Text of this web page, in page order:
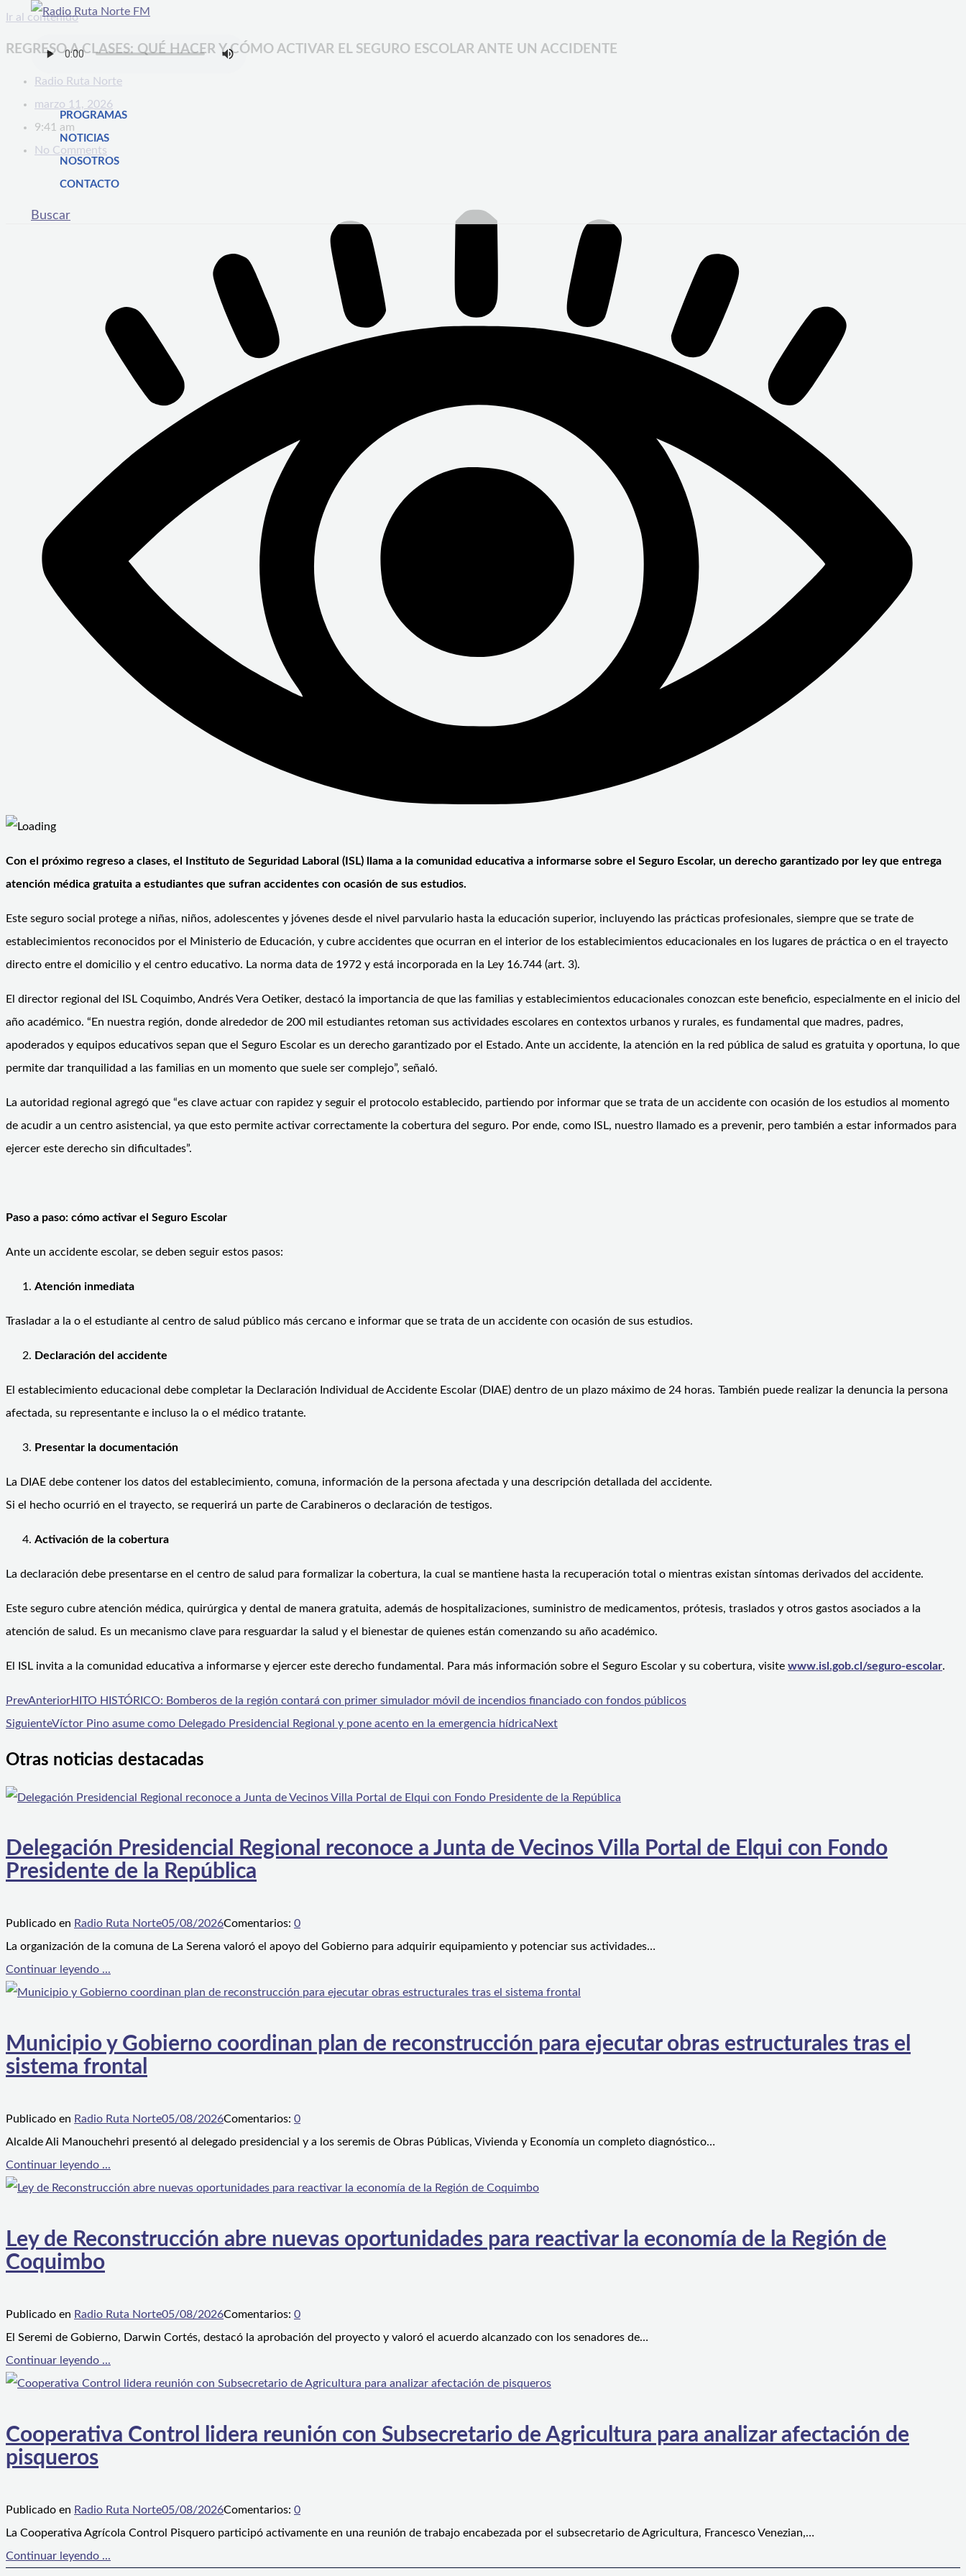
Ir al contenido
PROGRAMAS
NOTICIAS
NOSOTROS
CONTACTO
Buscar
REGRESO A CLASES: QUÉ HACER Y CÓMO ACTIVAR EL SEGURO ESCOLAR ANTE UN ACCIDENTE
Radio Ruta Norte
marzo 11, 2026
9:41 am
No Comments
Con el próximo regreso a clases, el Instituto de Seguridad Laboral (ISL) llama a la comunidad educativa a informarse sobre el Seguro Escolar, un derecho garantizado por ley que entrega
atención médica gratuita a estudiantes que sufran accidentes con ocasión de sus estudios.
Este seguro social protege a niñas, niños, adolescentes y jóvenes desde el nivel parvulario hasta la educación superior, incluyendo las prácticas profesionales, siempre que se trate de
establecimientos reconocidos por el Ministerio de Educación, y cubre accidentes que ocurran en el interior de los establecimientos educacionales en los lugares de práctica o en el trayecto
directo entre el domicilio y el centro educativo. La norma data de 1972 y está incorporada en la Ley 16.744 (art. 3).
El director regional del ISL Coquimbo, Andrés Vera Oetiker, destacó la importancia de que las familias y establecimientos educacionales conozcan este beneficio, especialmente en el inicio del
año académico. “En nuestra región, donde alrededor de 200 mil estudiantes retoman sus actividades escolares en contextos urbanos y rurales, es fundamental que madres, padres,
apoderados y equipos educativos sepan que el Seguro Escolar es un derecho garantizado por el Estado. Ante un accidente, la atención en la red pública de salud es gratuita y oportuna, lo que
permite dar tranquilidad a las familias en un momento que suele ser complejo”, señaló.
La autoridad regional agregó que “es clave actuar con rapidez y seguir el protocolo establecido, partiendo por informar que se trata de un accidente con ocasión de los estudios al momento
de acudir a un centro asistencial, ya que esto permite activar correctamente la cobertura del seguro. Por ende, como ISL, nuestro llamado es a prevenir, pero también a estar informados para
ejercer este derecho sin dificultades”.
Paso a paso: cómo activar el Seguro Escolar
Ante un accidente escolar, se deben seguir estos pasos:
Atención inmediata
Trasladar a la o el estudiante al centro de salud público más cercano e informar que se trata de un accidente con ocasión de sus estudios.
Declaración del accidente
El establecimiento educacional debe completar la Declaración Individual de Accidente Escolar (DIAE) dentro de un plazo máximo de 24 horas. También puede realizar la denuncia la persona
afectada, su representante e incluso la o el médico tratante.
Presentar la documentación
La DIAE debe contener los datos del establecimiento, comuna, información de la persona afectada y una descripción detallada del accidente.
Si el hecho ocurrió en el trayecto, se requerirá un parte de Carabineros o declaración de testigos.
Activación de la cobertura
La declaración debe presentarse en el centro de salud para formalizar la cobertura, la cual se mantiene hasta la recuperación total o mientras existan síntomas derivados del accidente.
Este seguro cubre atención médica, quirúrgica y dental de manera gratuita, además de hospitalizaciones, suministro de medicamentos, prótesis, traslados y otros gastos asociados a la
atención de salud. Es un mecanismo clave para resguardar la salud y el bienestar de quienes están comenzando su año académico.
El ISL invita a la comunidad educativa a informarse y ejercer este derecho fundamental. Para más información sobre el Seguro Escolar y su cobertura, visite www.isl.gob.cl/seguro-escolar.
PrevAnteriorHITO HISTÓRICO: Bomberos de la región contará con primer simulador móvil de incendios financiado con fondos públicos
SiguienteVíctor Pino asume como Delegado Presidencial Regional y pone acento en la emergencia hídricaNext
Otras noticias destacadas
Delegación Presidencial Regional reconoce a Junta de Vecinos Villa Portal de Elqui con Fondo
Presidente de la República
Publicado en Radio Ruta Norte05/08/2026Comentarios: 0
La organización de la comuna de La Serena valoró el apoyo del Gobierno para adquirir equipamiento y potenciar sus actividades…
Continuar leyendo ...
Municipio y Gobierno coordinan plan de reconstrucción para ejecutar obras estructurales tras el
sistema frontal
Publicado en Radio Ruta Norte05/08/2026Comentarios: 0
Alcalde Ali Manouchehri presentó al delegado presidencial y a los seremis de Obras Públicas, Vivienda y Economía un completo diagnóstico…
Continuar leyendo ...
Ley de Reconstrucción abre nuevas oportunidades para reactivar la economía de la Región de
Coquimbo
Publicado en Radio Ruta Norte05/08/2026Comentarios: 0
El Seremi de Gobierno, Darwin Cortés, destacó la aprobación del proyecto y valoró el acuerdo alcanzado con los senadores de…
Continuar leyendo ...
Cooperativa Control lidera reunión con Subsecretario de Agricultura para analizar afectación de
pisqueros
Publicado en Radio Ruta Norte05/08/2026Comentarios: 0
La Cooperativa Agrícola Control Pisquero participó activamente en una reunión de trabajo encabezada por el subsecretario de Agricultura, Francesco Venezian,…
Continuar leyendo ...